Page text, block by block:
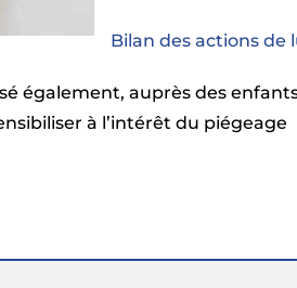
Bilan des actions de
également, auprès des
à l’intérêt du piégeage